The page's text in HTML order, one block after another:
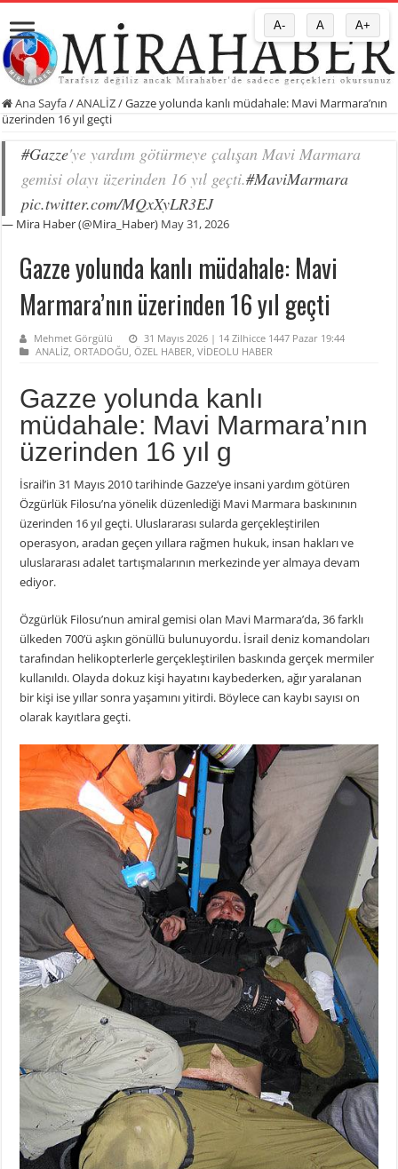
Ana Sayfa/ANALİZ/Gazze yolunda kanlı müdahale: Mavi Marmara’nın
üzerinden 16 yıl geçti
#Gazze'ye yardım götürmeye çalışan Mavi Marmara
gemisi olayı üzerinden 16 yıl geçti.#MaviMarmara
pic.twitter.com/MQxXyLR3EJ
— Mira Haber (@Mira_Haber) May 31, 2026
Gazze yolunda kanlı müdahale: Mavi
Marmara’nın üzerinden 16 yıl geçti
Mehmet Görgülü
31 Mayıs 2026 | 14 Zilhicce 1447 Pazar 19:44
ANALİZ ,ORTADOĞU ,ÖZEL HABER ,VİDEOLU HABER
Gazze yolunda kanlı
müdahale: Mavi Marmara’nın
üzerinden 16 yıl g
İsrail’in 31 Mayıs 2010 tarihinde Gazze’ye insani yardım götüren
Özgürlük Filosu’na yönelik düzenlediği Mavi Marmara baskınının
üzerinden 16 yıl geçti. Uluslararası sularda gerçekleştirilen
operasyon, aradan geçen yıllara rağmen hukuk, insan hakları ve
uluslararası adalet tartışmalarının merkezinde yer almaya devam
ediyor.
Özgürlük Filosu’nun amiral gemisi olan Mavi Marmara’da, 36 farklı
ülkeden 700’ü aşkın gönüllü bulunuyordu. İsrail deniz komandoları
tarafından helikopterlerle gerçekleştirilen baskında gerçek mermiler
kullanıldı. Olayda dokuz kişi hayatını kaybederken, ağır yaralanan
bir kişi ise yıllar sonra yaşamını yitirdi. Böylece can kaybı sayısı on
olarak kayıtlara geçti.
A- A A+